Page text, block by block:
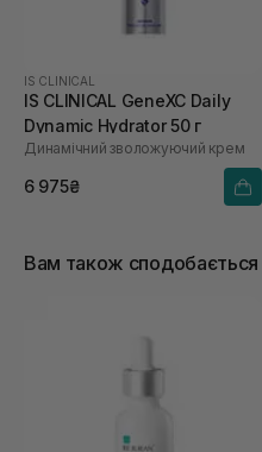
IS CLINICAL
IS CLINICAL GeneXC Daily
Dynamic Hydrator 50 г
Динамічний зволожуючий крем
6 975₴
Вам також сподобається